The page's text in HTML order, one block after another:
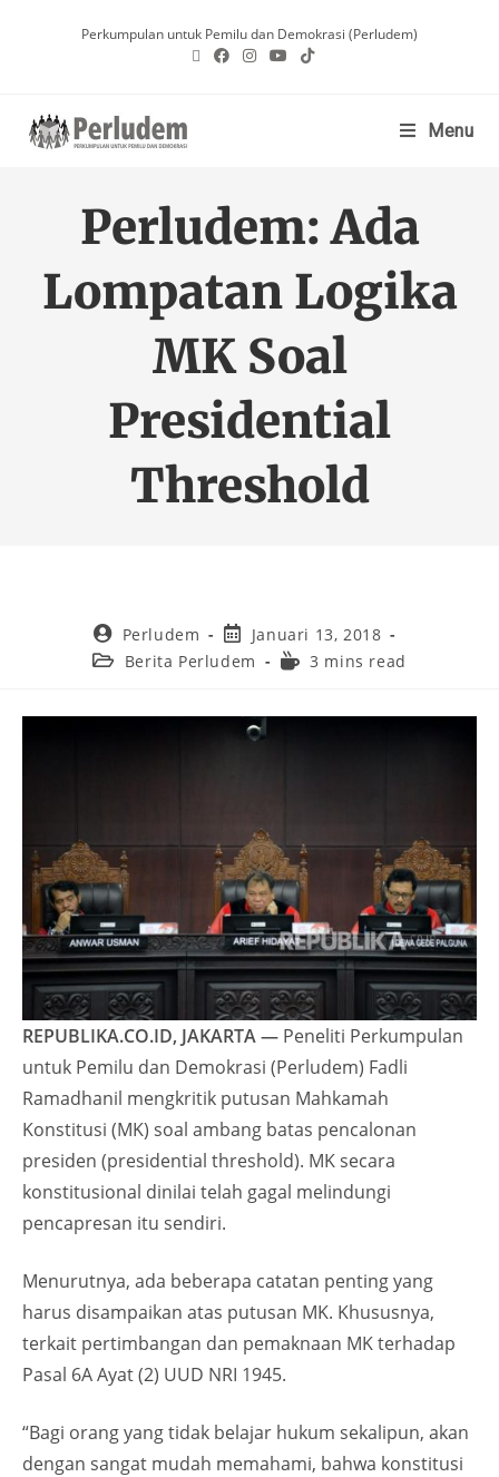
Perkumpulan untuk Pemilu dan Demokrasi (Perludem)
Menu
Perludem: Ada
Lompatan Logika
MK Soal
Presidential
Threshold
Perludem
Januari 13, 2018
Berita Perludem
3 mins read
REPUBLIKA.CO.ID, JAKARTA — Peneliti Perkumpulan
untuk Pemilu dan Demokrasi (Perludem) Fadli
Ramadhanil mengkritik putusan Mahkamah
Konstitusi (MK) soal ambang batas pencalonan
presiden (presidential threshold). MK secara
konstitusional dinilai telah gagal melindungi
pencapresan itu sendiri.
Menurutnya, ada beberapa catatan penting yang
harus disampaikan atas putusan MK. Khususnya,
terkait pertimbangan dan pemaknaan MK terhadap
Pasal 6A Ayat (2) UUD NRI 1945.
“Bagi orang yang tidak belajar hukum sekalipun, akan
dengan sangat mudah memahami, bahwa konstitusi